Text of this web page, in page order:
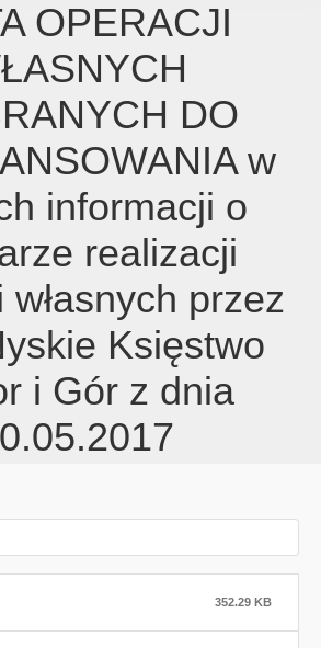
OPERACJI
DO
w
informacji o
realizacji
przez
Księstwo
i Gór z dnia
352.29 KB